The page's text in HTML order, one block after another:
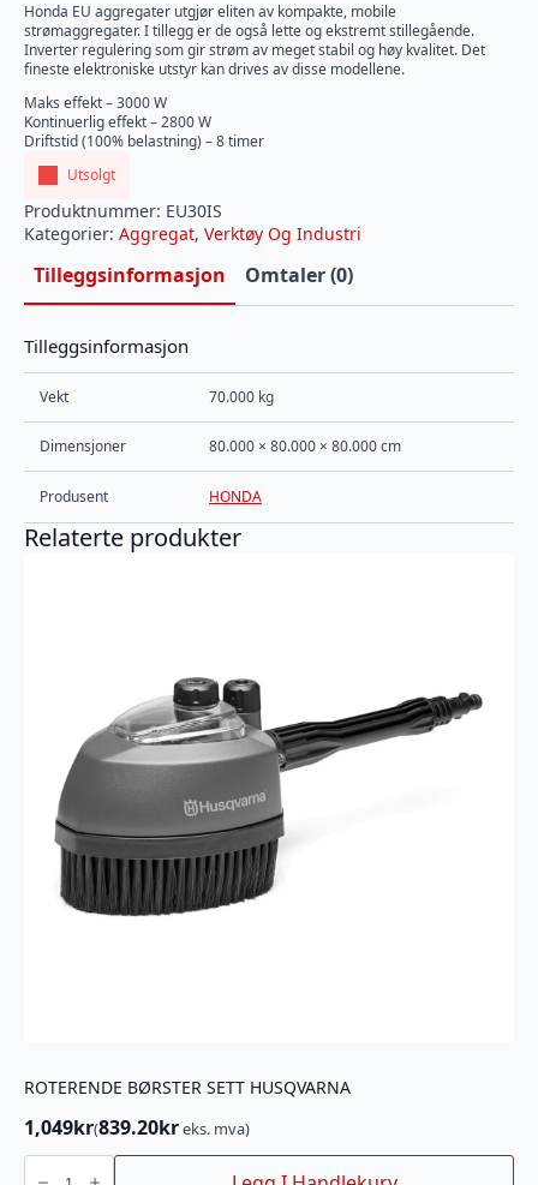
Honda EU aggregater utgjør eliten av kompakte, mobile
strømaggregater. I tillegg er de også lette og ekstremt stillegående.
Inverter regulering som gir strøm av meget stabil og høy kvalitet. Det
fineste elektroniske utstyr kan drives av disse modellene.
Maks effekt – 3000 W
Kontinuerlig effekt – 2800 W
Driftstid (100% belastning) – 8 timer
Utsolgt
Produktnummer: EU30IS
Kategorier: Aggregat, Verktøy Og Industri
Tilleggsinformasjon Omtaler (0)
Tilleggsinformasjon
Vekt 70.000 kg
Dimensjoner 80.000 × 80.000 × 80.000 cm
Produsent HONDA
Relaterte produkter
ROTERENDE BØRSTER SETT HUSQVARNA
1,049kr(839.20kreks. mva)
ROTERENDE
BØRSTER